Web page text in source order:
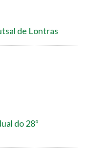
de Lontras
do 28º